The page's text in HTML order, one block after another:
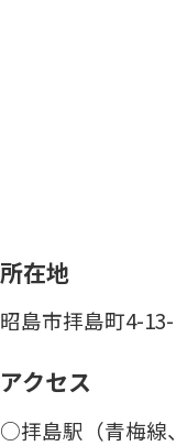
所在地
昭島市拝島町4-
アクセス
○拝島駅（青梅線